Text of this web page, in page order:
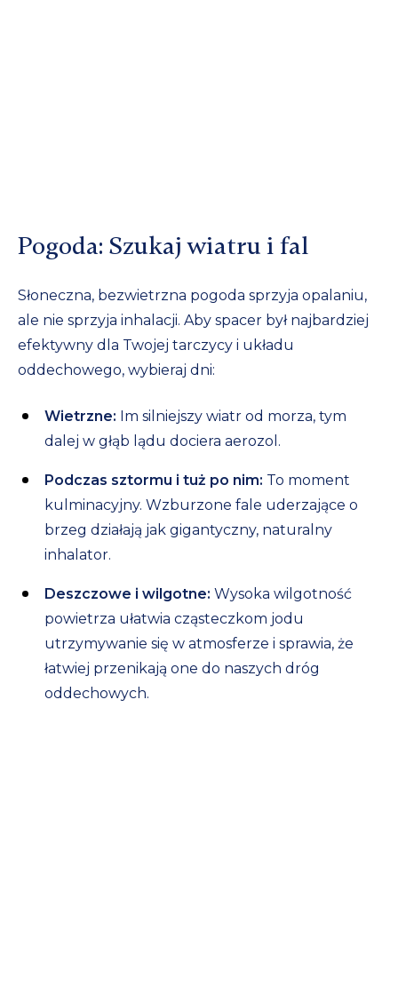
Pogoda: Szukaj wiatru i fal
Słoneczna, bezwietrzna pogoda sprzyja opalaniu,
ale nie sprzyja inhalacji. Aby spacer był najbardziej
efektywny dla Twojej tarczycy i układu
oddechowego, wybieraj dni:
Wietrzne: Im silniejszy wiatr od morza, tym
dalej w głąb lądu dociera aerozol.
Podczas sztormu i tuż po nim: To moment
kulminacyjny. Wzburzone fale uderzające o
brzeg działają jak gigantyczny, naturalny
inhalator.
Deszczowe i wilgotne: Wysoka wilgotność
powietrza ułatwia cząsteczkom jodu
utrzymywanie się w atmosferze i sprawia, że
łatwiej przenikają one do naszych dróg
oddechowych.